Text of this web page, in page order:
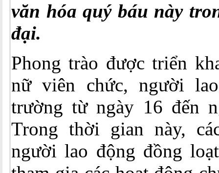
văn hóa quý báu này
đại.
Phong trào được triển
nữ viên chức, người
trường từ ngày 16 đến
Trong thời gian này,
người lao động đồng